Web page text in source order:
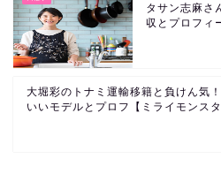
タサン志麻さ
収とプロフィ
大堀彩のトナミ運輸移籍と負けん気
いいモデルとプロフ【ミライモンスタ